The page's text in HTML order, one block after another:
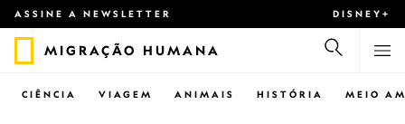
ASSINE A NEWSLETTER DISNEY+
MIGRAÇÃO HUMANA
CIÊNCIA VIAGEM ANIMAIS HISTÓRIA MEIO